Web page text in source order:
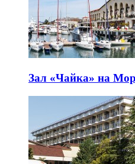
Зал «Чайка» на